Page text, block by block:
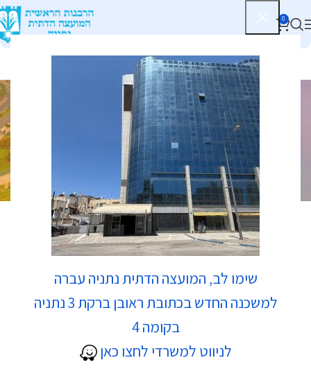
שימו לב, המועצה הדתית נתניה עברה
למשכנה החדש בכתובת ראובן ברקת 3 נתניה
בקומה 4
לניווט למשרדי לחצו כאן
0
זמני שחרית בבתי
כנסת
רשימת בתי כנסת
בר מצווה
זמני שחרית בבתי כנסת
קדושת בית הכנסת